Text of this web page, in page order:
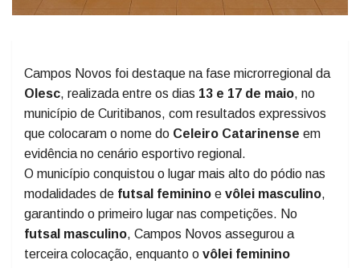
Campos Novos foi destaque na fase microrregional da
Olesc, realizada entre os dias13 e 17 de maio
município de Curitibanos, com resultados expressivos
que colocaram o nome doCeleiro Catarinenseem
evidência no cenário esportivo regional.
O município conquistou o lugar mais alto do pódio nas
modalidades defutsal femininoevôlei masculino